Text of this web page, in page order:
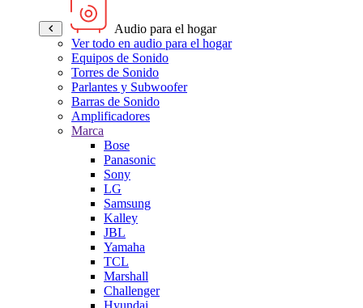
Audio para el hogar
Ver todo en audio para el hogar
Equipos de Sonido
Torres de Sonido
Parlantes y Subwoofer
Barras de Sonido
Amplificadores
Marca
Bose
Panasonic
Sony
LG
Samsung
Kalley
JBL
Yamaha
TCL
Marshall
Challenger
Hyundai